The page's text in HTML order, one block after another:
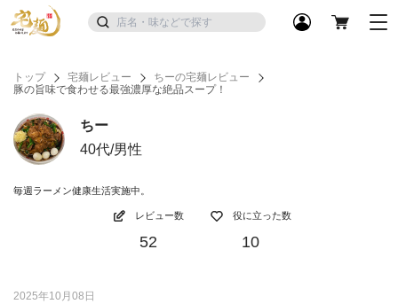
トップ 宅麺レビュー
ちーの宅麺レビュー
豚の旨味で食わせる最強濃厚な絶品スープ！
ちー
40代/男性
毎週ラーメン健康生活実施中。
レビュー数
52
役に立った数
10
2025年10月08日